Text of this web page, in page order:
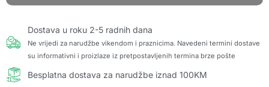
Dostava u roku 2-5 radnih dana
Ne vrijedi za narudžbe vikendom i praznicima. Navedeni termini dostave
su informativni i proizlaze iz pretpostavljenih termina brze pošte
Besplatna dostava za narudžbe iznad 100KM